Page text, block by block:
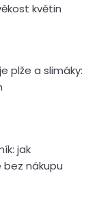
květin
plže a slimáky:
jak
nákupu